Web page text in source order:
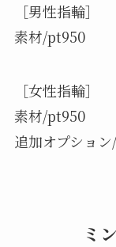
［男性指輪］
素材/pt950
［女性指輪］
素材/pt950
追加オプショ
ミ